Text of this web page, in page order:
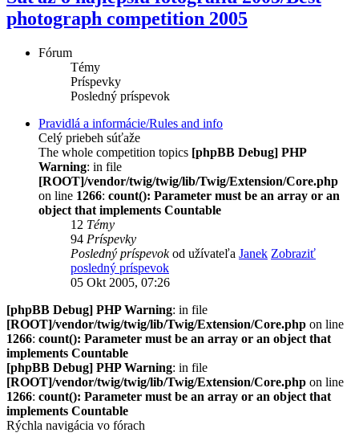
photograph competition 2005
Fórum
Témy
Príspevky
Posledný príspevok
Pravidlá a informácie/Rules and info
Celý priebeh súťaže
The whole competition topics [phpBB Debug] PHP
Warning: in file
[ROOT]/vendor/twig/twig/lib/Twig/Extension/Core.php
on line 1266: count(): Parameter must be an array or an
object that implements Countable
12 Témy
94 Príspevky
Posledný príspevokod užívateľa Janek Zobraziť
posledný príspevok
05 Okt 2005, 07:26
[phpBB Debug] PHP Warning: in file
[ROOT]/vendor/twig/twig/lib/Twig/Extension/Core.php on line
1266: count(): Parameter must be an array or an object that
implements Countable
[phpBB Debug] PHP Warning: in file
[ROOT]/vendor/twig/twig/lib/Twig/Extension/Core.php on line
1266: count(): Parameter must be an array or an object that
implements Countable
Rýchla navigácia vo fórach